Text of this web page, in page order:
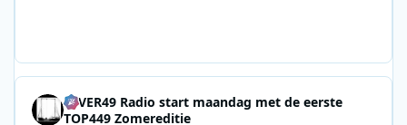
8F09201A140D&utm_source=SmartBrief
4EVER49 Radio start maandag met de eerste
TOP449 Zomereditie